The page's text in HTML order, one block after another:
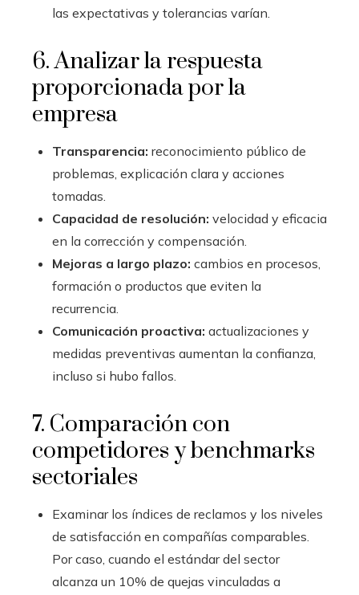
las expectativas y tolerancias varían.
6. Analizar la respuesta
proporcionada por la
empresa
Transparencia: reconocimiento público de
problemas, explicación clara y acciones
tomadas.
Capacidad de resolución: velocidad y eficacia
en la corrección y compensación.
Mejoras a largo plazo: cambios en procesos,
formación o productos que eviten la
recurrencia.
Comunicación proactiva: actualizaciones y
medidas preventivas aumentan la confianza,
incluso si hubo fallos.
7. Comparación con
competidores y benchmarks
sectoriales
Examinar los índices de reclamos y los niveles
de satisfacción en compañías comparables.
Por caso, cuando el estándar del sector
alcanza un 10% de quejas vinculadas a